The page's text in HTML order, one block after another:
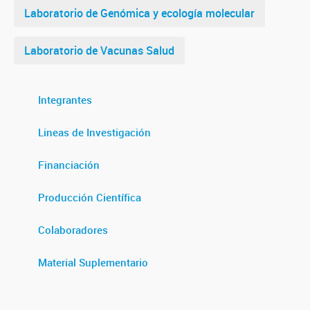
Laboratorio de Genómica y ecología molecular
Laboratorio de Vacunas Salud
Integrantes
Lineas de Investigación
Financiación
Producción Científica
Colaboradores
Material Suplementario